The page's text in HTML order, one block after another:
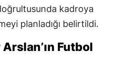
kadroya
planladığı belirtildi.
Futbol